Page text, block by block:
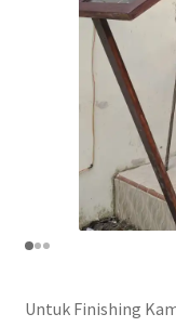
Untuk Finishing